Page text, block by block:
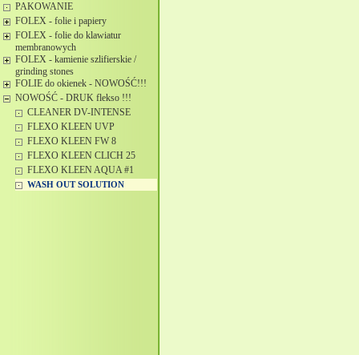
PAKOWANIE
FOLEX - folie i papiery
FOLEX - folie do klawiatur
membranowych
FOLEX - kamienie szlifierskie /
grinding stones
FOLIE do okienek - NOWOŚĆ!!!
NOWOŚĆ - DRUK flekso !!!
CLEANER DV-INTENSE
FLEXO KLEEN UVP
FLEXO KLEEN FW 8
FLEXO KLEEN CLICH 25
FLEXO KLEEN AQUA #1
WASH OUT SOLUTION